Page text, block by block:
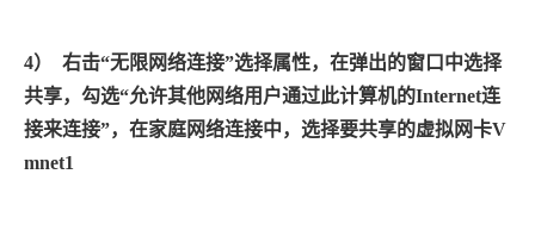
4）
右击“无限网络连接”选择属性，在弹出的窗口中选择
共享，勾选“允许其他网络用户通过此计算机的Internet连
接来连接”，在家庭网络连接中，选择要共享的虚拟网卡V
mnet1